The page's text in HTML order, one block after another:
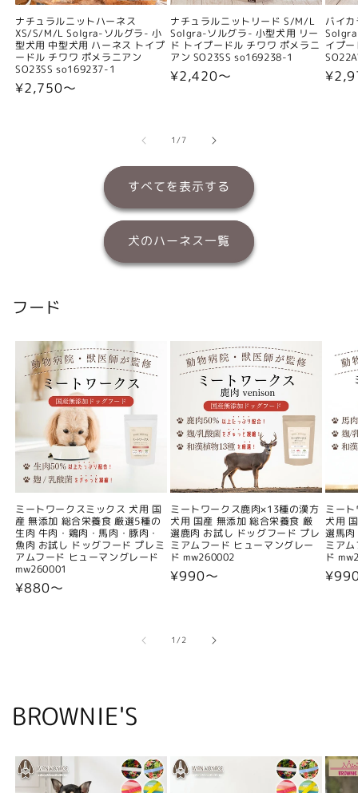
ナチュラルニットハーネス
XS/S/M/L Solgra-ソルグラ- 小
型犬用 中型犬用 ハーネス トイプ
ードル チワワ ポメラニアン
SO23SS so169237-1
通
¥2,750〜
ナチュラルニットリード S/M/L
Solgra-ソルグラ- 小型犬用 リー
ド トイプードル チワワ ポメラニ
アン SO23SS so169238-1
通
¥2,420〜
バイ
イプ
通
1/の
7
すべてを表示する
犬のハーネス一覧
フード
ミートワークスミックス 犬用 国
産 無添加 総合栄養食 厳選5種の
生肉 牛肉・鶏肉・馬肉・豚肉・
魚肉 お試し ドッグフード プレミ
アムフード ヒューマングレード
mw260001
通
¥880〜
ミートワークス鹿肉×13種の漢方
犬用 国産 無添加 総合栄養食 厳
選鹿肉 お試し ドッグフード プレ
ミアムフード ヒューマングレー
ド mw260002
通
¥990〜
ミー
犬用
選馬
ミア
ド
通
1/の
2
BROWNIE'S